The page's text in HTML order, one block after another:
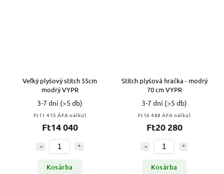
Veľký plyšový stitch 55cm
modrý VYPR
3-7 dní (>5 db)
Ft11 415 ÁFA nélkül
Ft14 040
Kosárba
Stitch plyšová hračka - modrý
70 cm VYPR
3-7 dní (>5 db)
Ft16 488 ÁFA nélkül
Ft20 280
Kosárba